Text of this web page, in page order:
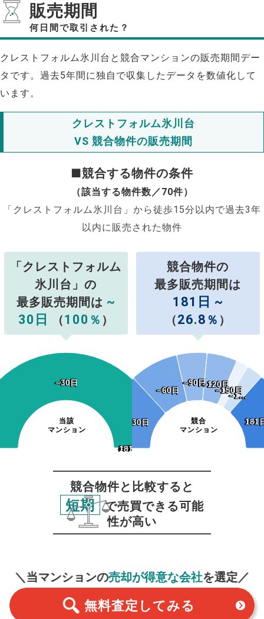
販売期間
何日間で取引された？
クレストフォルム氷川台と競合マンションの販売期間デー
タです。過去5年間に独自で収集したデータを数値化して
います。
クレストフォルム氷川台
VS 競合物件の販売期間
■競合する物件の条件
（該当する物件数／70件）
「クレストフォルム氷川台」から徒歩15分以内で過去3年
以内に販売された物件
「クレストフォルム
氷川台」の
最多販売期間は ~
30日
（100 ％ ）
当該
マンション
~30日
~30日
~60日
~60日
~90日
~90日
~120日
~120日
~150日
~150日
~180日
~180日
181日~
181日~
競合物件の
最多販売期間は
181日 ~
（26.8 ％ ）
競合
マンション
~30日
~30日
~60日
~60日
~90日
~90日~120日
~120日
~150日
~150日
~1…
~1…
181
181
競合物件と比較すると
短期
で売買できる可能
性が高い
＼当マンションの売却が得意な会社を選定／
無料査定 してみる